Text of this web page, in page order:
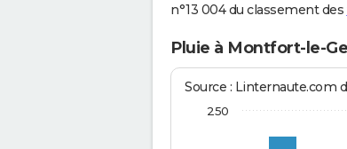
n°13 004 du classement des
Pluie à Montfort-le-
Source : Linternaute.com
250